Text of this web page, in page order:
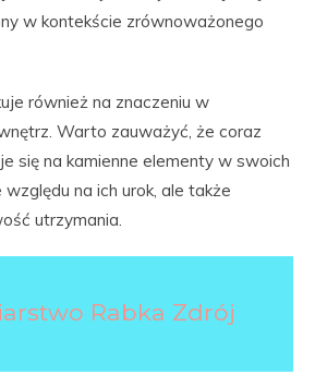
w kontekście zrównoważonego
również na znaczeniu w
Warto zauważyć, że coraz
się na kamienne elementy w swoich
na ich urok, ale także
utrzymania.
Rabka Zdrój